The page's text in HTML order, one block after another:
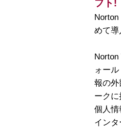
フト!
めて導
ォー
報の
ーク
個人
イン